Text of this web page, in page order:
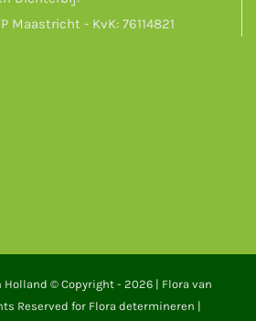
Maastricht - KvK: 76114821
Holland © Copyright - 2026 | Flora van
Reserved for Flora determineren |